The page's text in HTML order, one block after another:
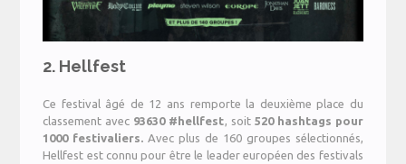
2. Hellfest
Ce festival âgé de 12 ans remporte la deuxième place du
classement avec 93630 #hellfest , soit 520 hashtags pour
1000 festivaliers. Avec plus de 160 groupes sélectionnés,
Hellfest est connu pour être le leader européen des festivals